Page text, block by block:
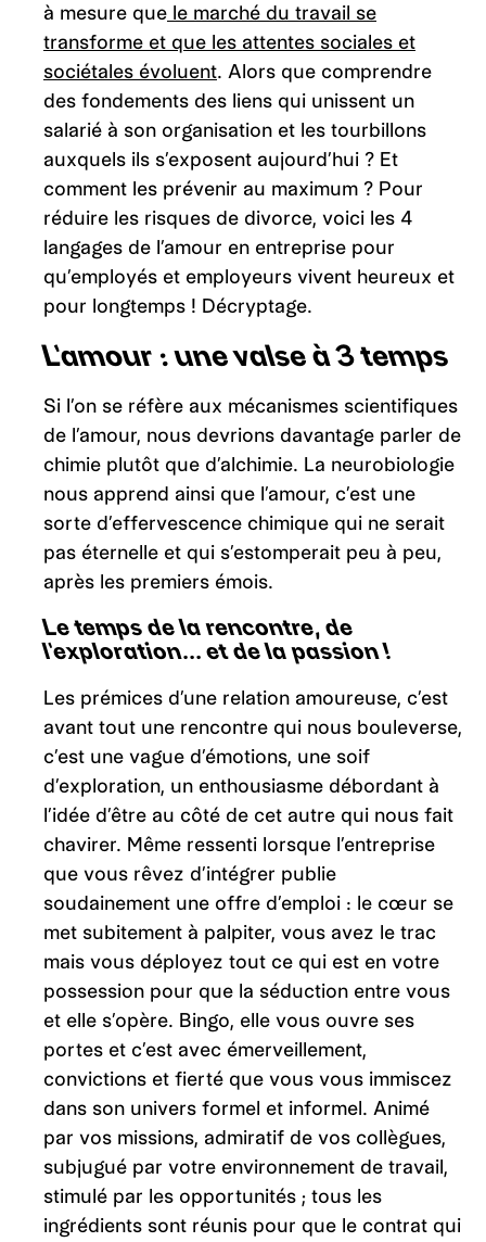
à mesure que le marché du travail se
transforme et que les attentes sociales et
sociétales évoluent. Alors que comprendre
des fondements des liens qui unissent un
salarié à son organisation et les tourbillons
auxquels ils s’exposent aujourd’hui ? Et
comment les prévenir au maximum ? Pour
réduire les risques de divorce, voici les 4
langages de l’amour en entreprise pour
qu’employés et employeurs vivent heureux et
pour longtemps ! Décryptage.
L’amour : une valse à 3 temps
Si l’on se réfère aux mécanismes scientifiques
de l’amour, nous devrions davantage parler de
chimie plutôt que d’alchimie. La neurobiologie
nous apprend ainsi que l’amour, c’est une
sorte d’effervescence chimique qui ne serait
pas éternelle et qui s’estomperait peu à peu,
après les premiers émois.
Le temps de la rencontre, de
l’exploration… et de la passion !
Les prémices d’une relation amoureuse, c’est
avant tout une rencontre qui nous bouleverse,
c’est une vague d’émotions, une soif
d’exploration, un enthousiasme débordant à
l’idée d’être au côté de cet autre qui nous fait
chavirer. Même ressenti lorsque l’entreprise
que vous rêvez d’intégrer publie
soudainement une offre d’emploi : le cœur se
met subitement à palpiter, vous avez le trac
mais vous déployez tout ce qui est en votre
possession pour que la séduction entre vous
et elle s’opère. Bingo, elle vous ouvre ses
portes et c’est avec émerveillement,
convictions et fierté que vous vous immiscez
dans son univers formel et informel. Animé
par vos missions, admiratif de vos collègues,
subjugué par votre environnement de travail,
stimulé par les opportunités ; tous les
ingrédients sont réunis pour que le contrat qui